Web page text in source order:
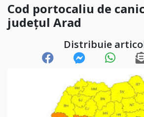
Cod portocaliu de
județul Arad
Distribuie